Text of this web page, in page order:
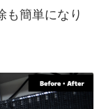
も簡単になり